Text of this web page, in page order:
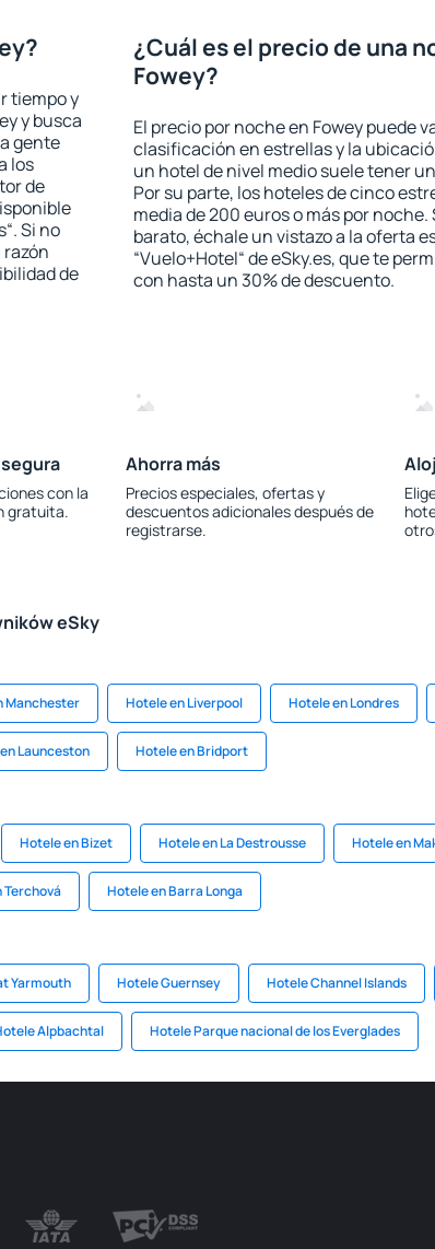
tiempo y
y busca
gente
los
de
Si no
de
¿Cuál es el precio de una
Fowey?
El precio por noche en Fowey puede
clasificación en estrellas y la
un hotel de nivel medio suele tener
Por su parte, los hoteles de cinco
media de 200 euros o más por
barato, échale un vistazo a la oferta
“Vuelo+Hotel“ de eSky.es, que te
con hasta un 30% de descuento.
con la
gratuita.
Ahorra más
Precios especiales, ofertas y
descuentos adicionales después de
registrarse.
eSky
Manchester Hotele en Liverpool Hotele en Londres
Launceston Hotele en Bridport
Hotele en Bizet Hotele en La Destrousse Hotele en
Terchová Hotele en Barra Longa
Yarmouth Hotele Guernsey Hotele Channel Islands
Alpbachtal Hotele Parque nacional de los Everglades